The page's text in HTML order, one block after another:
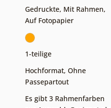
Gedruckte, Mit Rahmen,
Auf Fotopapier
1-teilige
Hochformat, Ohne
Passepartout
Es gibt 3 Rahmenfarben